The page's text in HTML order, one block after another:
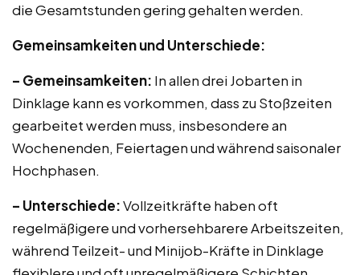
die Gesamtstunden gering gehalten werden.
Gemeinsamkeiten und Unterschiede:
– Gemeinsamkeiten: In allen drei Jobarten in
Dinklage kann es vorkommen, dass zu Stoßzeiten
gearbeitet werden muss, insbesondere an
Wochenenden, Feiertagen und während saisonaler
Hochphasen.
– Unterschiede:Vollzeitkräfte haben oft
regelmäßigere und vorhersehbarere Arbeitszeiten,
während Teilzeit- und Minijob-Kräfte in Dinklage